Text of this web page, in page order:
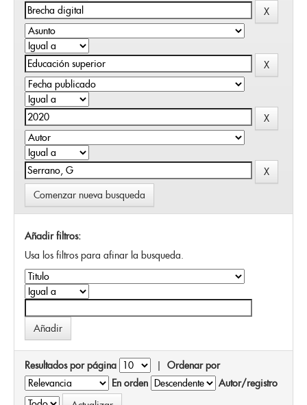
Comenzar nueva busqueda
Añadir filtros:
Usa los filtros para afinar la busqueda.
Resultados por página | Ordenar por
En orden
Autor/registro